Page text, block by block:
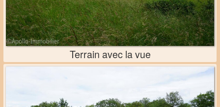
Terrain avec la vue